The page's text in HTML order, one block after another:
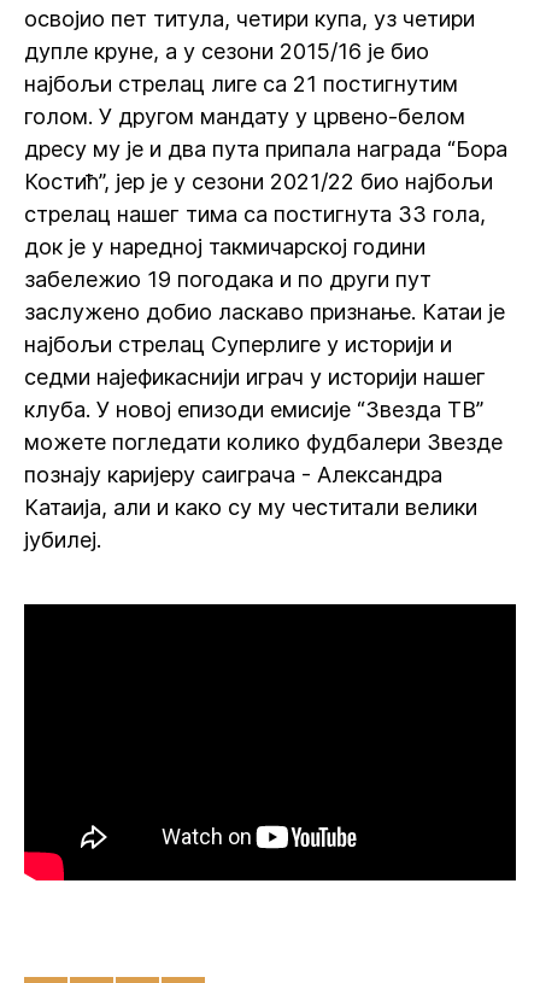
освојио пет титула, четири купа, уз четири
дупле круне, а у сезони 2015/16 је био
најбољи стрелац лиге са 21 постигнутим
голом. У другом мандату у црвено-белом
дресу му је и два пута припала награда “Бора
Костић”, јер је у сезони 2021/22 био најбољи
стрелац нашег тима са постигнута 33 гола,
док је у наредној такмичарској години
забележио 19 погодака и по други пут
заслужено добио ласкаво признање. Катаи је
најбољи стрелац Суперлиге у историји и
седми најефикаснији играч у историји нашег
клуба. У новој епизоди емисије “Звезда ТВ”
можете погледати колико фудбалери Звезде
познају каријеру саиграча - Александра
Катаија, али и како су му честитали велики
јубилеј.